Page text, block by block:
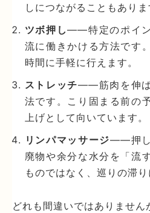
しにつながることもありま
ツボ押し——特定のポイン
流に働きかける方法です
時間に手軽に行えます。
ストレッチ——筋肉を伸ば
法です。こり固まる前の
上げとして向いています。
リンパマッサージ——押し
廃物や余分な水分を「流
ものではなく、巡りの滞り
どれも間違いではありません